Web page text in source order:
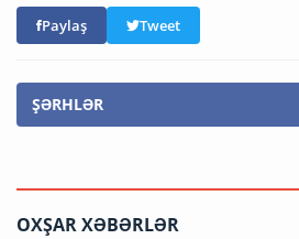
Paylaş Tweet
ŞƏRHLƏR
OXŞAR XƏBƏRLƏR